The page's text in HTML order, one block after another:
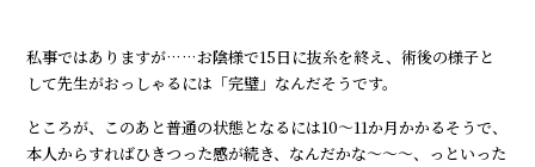
私事ではありますが……お陰様で15日に抜糸を終え、術後の様子と
して先生がおっしゃるには「完璧」なんだそうです。
ところが、このあと普通の状態となるには10～11か月かかるそうで、
本人からすればひきつった感が続き、なんだかな～～～、っといった